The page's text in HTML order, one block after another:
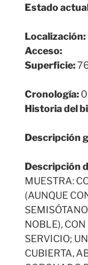
Estado
Localización:
Acceso:
Superficie:
Cronología:
Historia del
Descripción
Descripción
MUESTRA:
(AUNQUE
NOBLE),
SERVICIO;
CUBIERTA,